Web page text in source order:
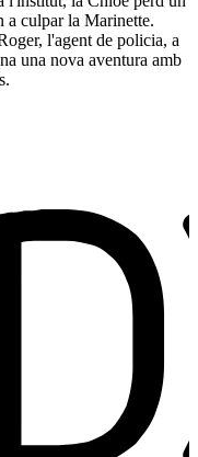
a culpar la Marinette.
l'agent de policia, a
una nova aventura amb